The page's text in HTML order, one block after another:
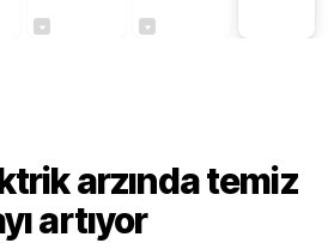
arzında temiz
artıyor